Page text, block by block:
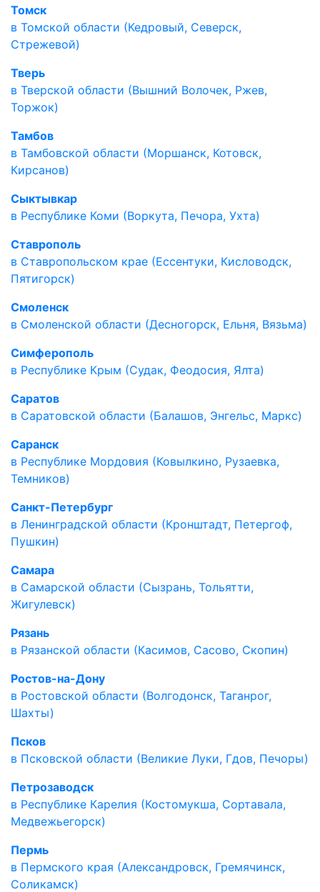
Томск
в Томской области (Кедровый, Северск,
Стрежевой)
Тверь
в Тверской области (Вышний Волочек, Ржев,
Торжок)
Тамбов
в Тамбовской области (Моршанск, Котовск,
Кирсанов)
Сыктывкар
в Республике Коми (Воркута, Печора, Ухта)
Ставрополь
в Ставропольском крае (Ессентуки, Кисловодск,
Пятигорск)
Смоленск
в Смоленской области (Десногорск, Ельня, Вязьма)
Симферополь
в Республике Крым (Судак, Феодосия, Ялта)
Саратов
в Саратовской области (Балашов, Энгельс, Маркс)
Саранск
в Республике Мордовия (Ковылкино, Рузаевка,
Темников)
Санкт-Петербург
в Ленинградской области (Кронштадт, Петергоф,
Пушкин)
Самара
в Самарской области (Сызрань, Тольятти,
Жигулевск)
Рязань
в Рязанской области (Касимов, Сасово, Скопин)
Ростов-на-Дону
в Ростовской области (Волгодонск, Таганрог,
Шахты)
Псков
в Псковской области (Великие Луки, Гдов, Печоры)
Петрозаводск
в Республике Карелия (Костомукша, Сортавала,
Медвежьегорск)
Пермь
в Пермского края (Александровск, Гремячинск,
Соликамск)